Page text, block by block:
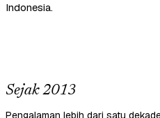
Indonesia.
Sejak 2013